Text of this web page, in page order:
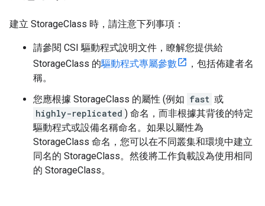
建立 StorageClass 時，請注意下列事項：
請參閱 CSI 驅動程式說明文件，瞭解您提供給
StorageClass 的驅動程式專屬參數
，包括佈建者名
稱。
您應根據 StorageClass 的屬性 (例如 fast 或
highly-replicated ) 命名，而非根據其背後的特定
驅動程式或設備名稱命名。如果以屬性為
StorageClass 命名，您可以在不同叢集和環境中建立
同名的 StorageClass。然後將工作負載設為使用相同
的 StorageClass。